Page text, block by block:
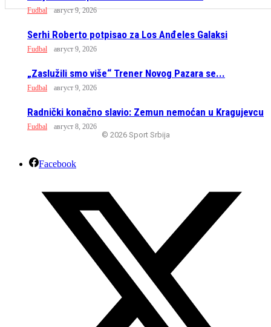
Fudbal август 9, 2026
Serhi Roberto potpisao za Los Anđeles Galaksi
Fudbal август 9, 2026
„Zaslužili smo više“ Trener Novog Pazara se...
Fudbal август 9, 2026
Radnički konačno slavio: Zemun nemoćan u Kragujevcu
Fudbal август 8, 2026
© 2026 Sport Srbija
Facebook